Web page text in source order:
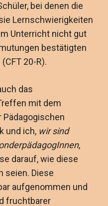
bei denen die
Lernschwierigkeiten
Unterricht nicht gut
bestätigten
20-R).
das
mit dem
und ich, wir sind
,
darauf, wie diese
seien. Diese
aufgenommen und
fruchtbarer